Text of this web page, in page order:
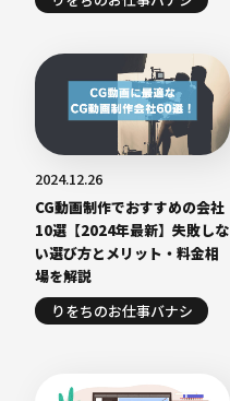
2024.12.26
CG動画制作でおすすめの会社
10選【2024年最新】失敗しな
い選び方とメリット・料金相
場を解説
りをちのお仕事バナシ